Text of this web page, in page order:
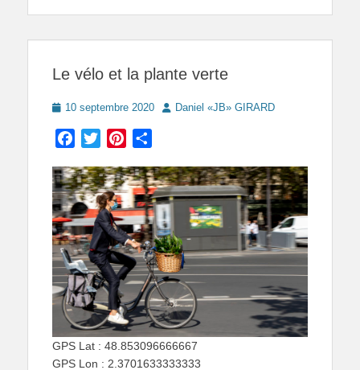
Le vélo et la plante verte
Posted
10 septembre 2020 AuthorDaniel «JB» GIRARD
Facebook
TwitterPinterest
GPS Lat : 48.853096666667
GPS Lon : 2.3701633333333